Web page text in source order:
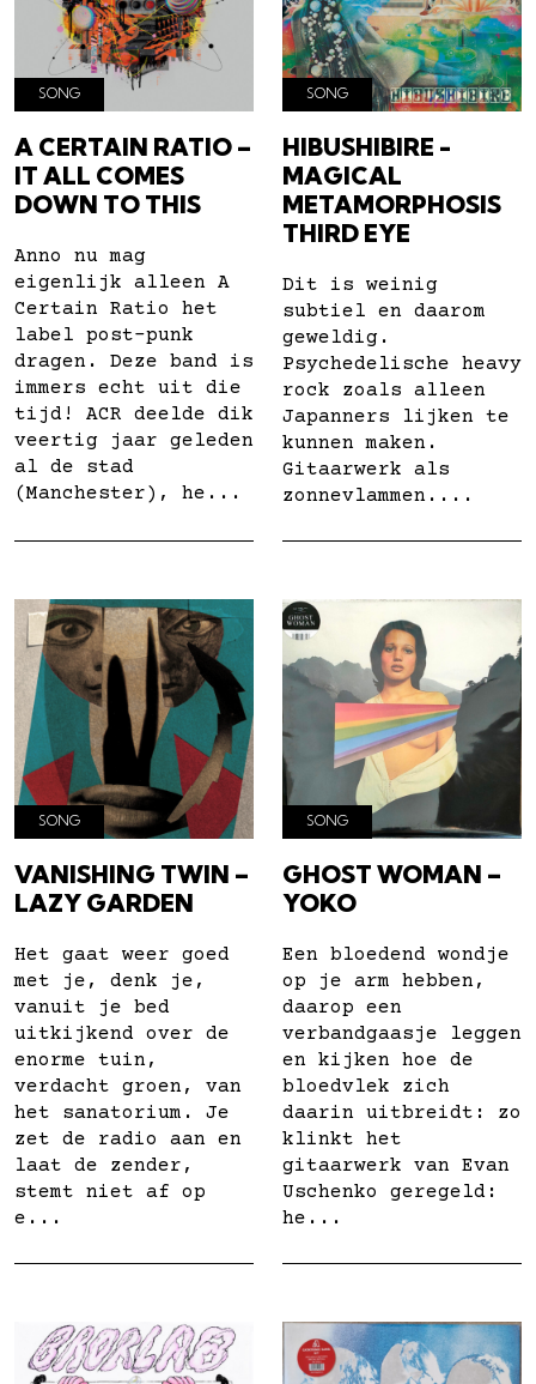
SONG
A CERTAIN RATIO –
IT ALL COMES
DOWN TO THIS
Anno nu mag
eigenlijk alleen A
Certain Ratio het
label post-punk
dragen. Deze band is
immers echt uit die
tijd! ACR deelde dik
veertig jaar geleden
al de stad
(Manchester), he...
SONG
HIBUSHIBIRE -
MAGICAL
METAMORPHOSIS
THIRD EYE
Dit is weinig
subtiel en daarom
geweldig.
Psychedelische heavy
rock zoals alleen
Japanners lijken te
kunnen maken.
Gitaarwerk als
zonnevlammen....
SONG
VANISHING TWIN –
LAZY GARDEN
Het gaat weer goed
met je, denk je,
vanuit je bed
uitkijkend over de
enorme tuin,
verdacht groen, van
het sanatorium. Je
zet de radio aan en
laat de zender,
stemt niet af op
e...
SONG
GHOST WOMAN –
YOKO
Een bloedend wondje
op je arm hebben,
daarop een
verbandgaasje leggen
en kijken hoe de
bloedvlek zich
daarin uitbreidt: zo
klinkt het
gitaarwerk van Evan
Uschenko geregeld:
he...